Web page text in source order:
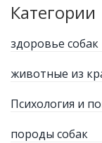
Категории
здоровье собак
животные из
Психология и
породы собак